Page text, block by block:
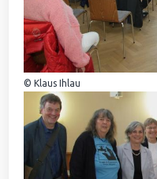
© Klaus Ihlau